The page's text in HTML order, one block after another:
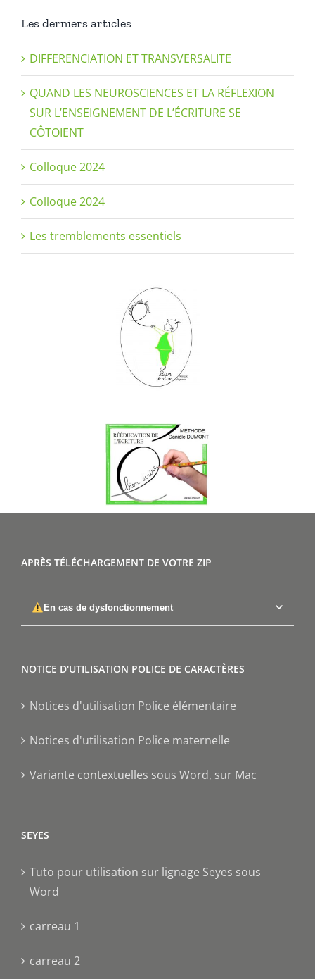
Les derniers articles
DIFFERENCIATION ET TRANSVERSALITE
QUAND LES NEUROSCIENCES ET LA RÉFLEXION
SUR L’ENSEIGNEMENT DE L’ÉCRITURE SE
CÔTOIENT
Colloque 2024
Colloque 2024
Les tremblements essentiels
APRÈS TÉLÉCHARGEMENT DE VOTRE ZIP
En cas de dysfonctionnement
NOTICE D'UTILISATION POLICE DE CARACTÈRES
Notices d'utilisation Police élémentaire
Notices d'utilisation Police maternelle
Variante contextuelles sous Word, sur Mac
SEYES
Tuto pour utilisation sur lignage Seyes sous
Word
carreau 1
carreau 2